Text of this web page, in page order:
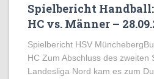
Spielbericht
HC vs. Männer –
Spielbericht HSV
HC Zum Abschluss des zweiten
Landesliga Nord kam es zum